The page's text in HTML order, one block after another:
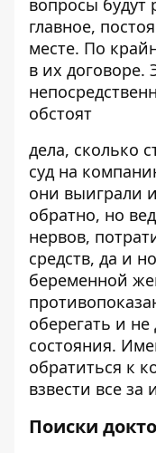
вопросы
главное,
месте. По
в их договоре.
обстоят
дела, сколько
суд на
они выиграли
обратно, но
нервов,
средств, да и
беременной
оберегать и не
состояния.
обратиться к
взвести все за
Поиски